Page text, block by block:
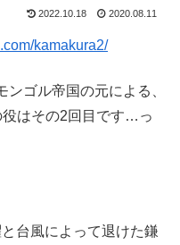
2022.10.18 2020.08.11
kamakura2/
ゴル帝国の元による、
はその2回目です…っ
台風によって退けた鎌